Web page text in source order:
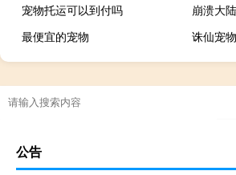
宠物托运可以到付吗
崩溃大
最便宜的宠物
诛仙宠
公告